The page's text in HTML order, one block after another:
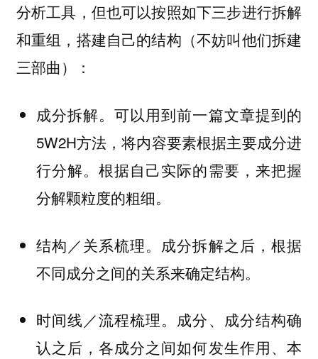
分析工具，但也可以按照如下三步进行拆解
和重组，搭建自己的结构（不妨叫他们拆建
三部曲）：
成分拆解。可以用到前一篇文章提到的
5W2H方法，将内容要素根据主要成分进
行分解。根据自己实际的需要，来把握
分解颗粒度的粗细。
结构／关系梳理。成分拆解之后，根据
不同成分之间的关系来确定结构。
时间线／流程梳理。成分、成分结构确
认之后，各成分之间如何发生作用、本